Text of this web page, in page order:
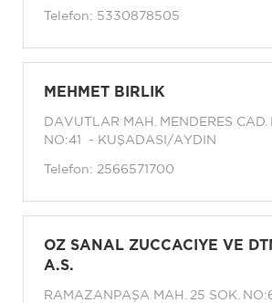
Telefon: 5330878505
MEHMET BIRLIK
DAVUTLAR MAH. MENDERES CAD.
NO:41 - KUŞADASI/AYDIN
Telefon: 2566571700
OZ SANAL ZUCCACIYE VE
A.S.
RAMAZANPAŞA MAH. 25 SOK.